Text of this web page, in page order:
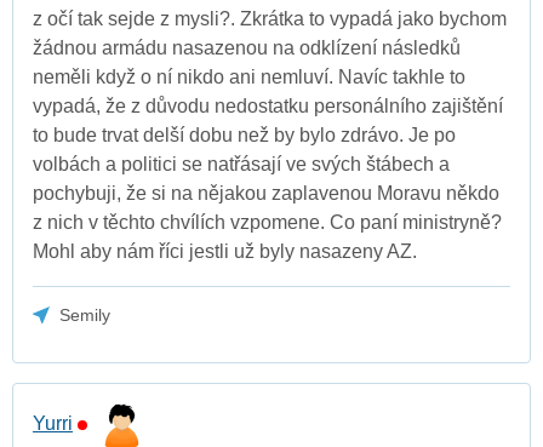
z očí tak sejde z mysli?. Zkrátka to vypadá jako bychom
žádnou armádu nasazenou na odklízení následků
neměli když o ní nikdo ani nemluví. Navíc takhle to
vypadá, že z důvodu nedostatku personálního zajištění
to bude trvat delší dobu než by bylo zdrávo. Je po
volbách a politici se natřásají ve svých štábech a
pochybuji, že si na nějakou zaplavenou Moravu někdo
z nich v těchto chvílích vzpomene. Co paní ministryně?
Mohl aby nám říci jestli už byly nasazeny AZ.
Semily
Yurri